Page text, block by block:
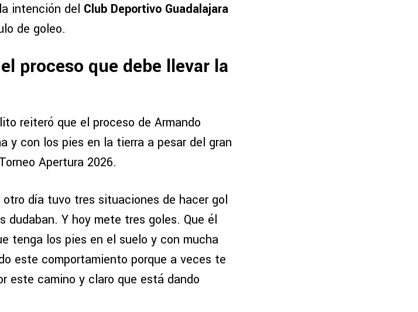
intención del Club Deportivo Guadalajara
de goleo.
proceso que debe llevar la
reiteró que el proceso de Armando
y con los pies en la tierra a pesar del gran
Apertura 2026.
otro día tuvo tres situaciones de hacer gol
dudaban. Y hoy mete tres goles. Que él
tenga los pies en el suelo y con mucha
este comportamiento porque a veces te
este camino y claro que está dando